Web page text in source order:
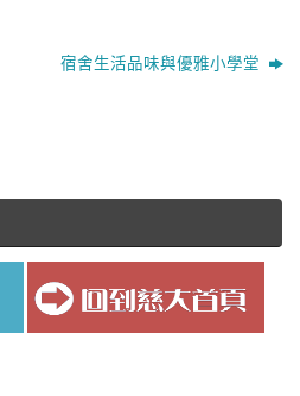
宿舍生活品味與優雅小學堂